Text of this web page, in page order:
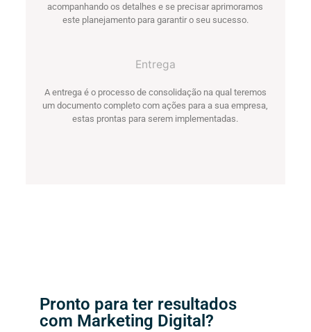
acompanhando os detalhes e se precisar aprimoramos
este planejamento para garantir o seu sucesso.
4
Entrega
A entrega é o processo de consolidação na qual teremos
um documento completo com ações para a sua empresa,
estas prontas para serem implementadas.
Pronto para ter resultados
com Marketing Digital?